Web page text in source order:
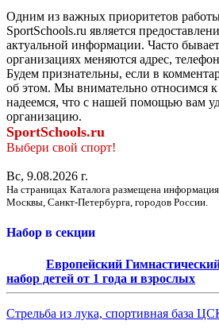
Одним из важных приоритетов
SportSchools.ru является
актуальной информации. Часто
организациях меняются адрес,
Будем признательны, если в
об этом. Мы внимательно относимся
надеемся, что с нашей помощью вам
организацию.
SportSchools.ru
Выбери свой спорт!
Вс, 9.08.2026 г.
На страницах Каталога размещена
Москвы, Санкт-Петербурга, городов России.
Набор в секции
Европейский
набор детей от 1 года и взрослых
Стрельба из лука, спортивная база